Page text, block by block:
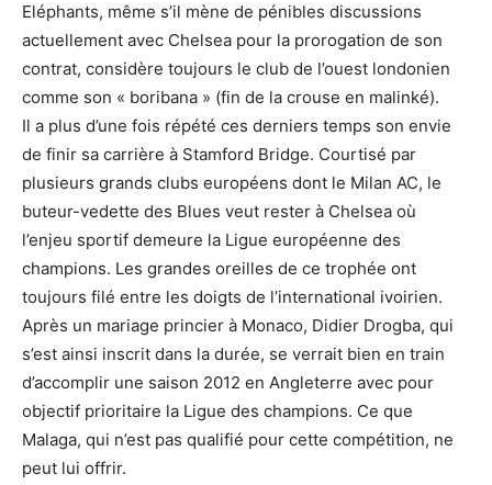
Eléphants, même s’il mène de pénibles discussions
actuellement avec Chelsea pour la prorogation de son
contrat, considère toujours le club de l’ouest londonien
comme son « boribana » (fin de la crouse en malinké).
Il a plus d’une fois répété ces derniers temps son envie
de finir sa carrière à Stamford Bridge. Courtisé par
plusieurs grands clubs européens dont le Milan AC, le
buteur-vedette des Blues veut rester à Chelsea où
l’enjeu sportif demeure la Ligue européenne des
champions. Les grandes oreilles de ce trophée ont
toujours filé entre les doigts de l’international ivoirien.
Après un mariage princier à Monaco, Didier Drogba, qui
s’est ainsi inscrit dans la durée, se verrait bien en train
d’accomplir une saison 2012 en Angleterre avec pour
objectif prioritaire la Ligue des champions. Ce que
Malaga, qui n’est pas qualifié pour cette compétition, ne
peut lui offrir.